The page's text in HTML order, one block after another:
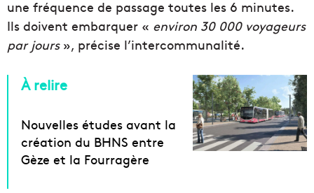
une fréquence de passage toutes les 6 minutes.
Ils doivent embarquer « environ 30 000 voyageurs
par jours», précise l’intercommunalité.
À relire
Nouvelles études avant la
création du BHNS entre
Gèze et la Fourragère